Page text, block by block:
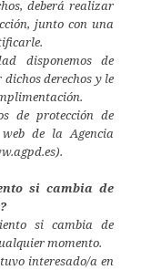
deberá realizar
junto con una
disponemos de
derechos y le
de protección de
de la Agencia
si cambia de
si cambia de
momento.
interesado/a en